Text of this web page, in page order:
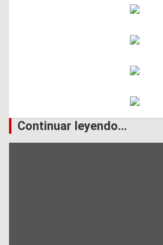
Continuar leyendo...